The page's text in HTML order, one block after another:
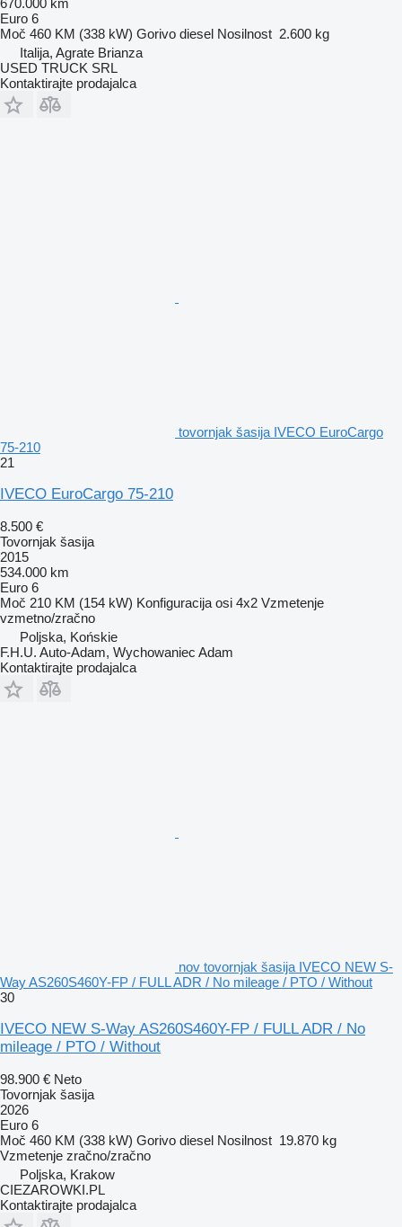
670.000 km
Euro 6
Moč 460 KM (338 kW) Gorivo diesel Nosilnost 2.600 kg
Italija, Agrate Brianza
USED TRUCK SRL
Kontaktirajte prodajalca
tovornjak šasija IVECO EuroCargo
75-210
21
IVECO EuroCargo 75-210
8.500 €
Tovornjak šasija
2015
534.000 km
Euro 6
Moč 210 KM (154 kW) Konfiguracija osi 4x2 Vzmetenje
vzmetno/zračno
Poljska, Końskie
F.H.U. Auto-Adam, Wychowaniec Adam
Kontaktirajte prodajalca
nov tovornjak šasija IVECO NEW S-
Way AS260S460Y-FP / FULL ADR / No mileage / PTO / Without
30
IVECO NEW S-Way AS260S460Y-FP / FULL ADR / No
mileage / PTO / Without
98.900 € Neto
Tovornjak šasija
2026
Euro 6
Moč 460 KM (338 kW) Gorivo diesel Nosilnost 19.870 kg
Vzmetenje zračno/zračno
Poljska, Krakow
CIEZAROWKI.PL
Kontaktirajte prodajalca